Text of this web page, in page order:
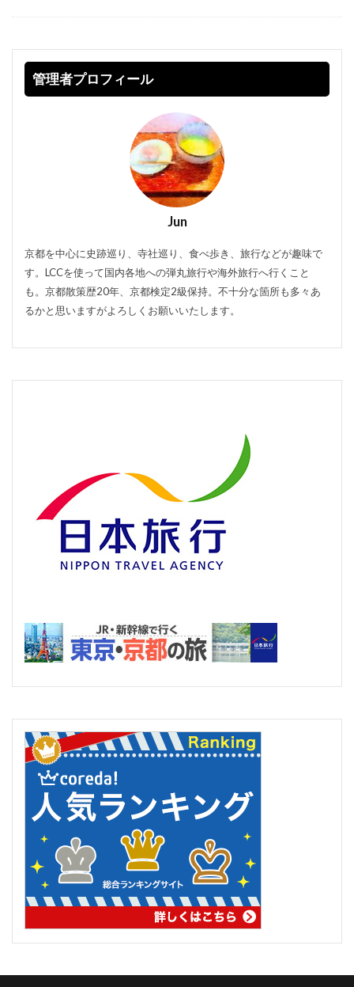
管理者プロフィール
Jun
京都を中心に史跡巡り、寺社巡り、食べ歩き、旅行などが趣味で
す。LCCを使って国内各地への弾丸旅行や海外旅行へ行くこと
も。京都散策歴20年、京都検定2級保持。不十分な箇所も多々あ
るかと思いますがよろしくお願いいたします。